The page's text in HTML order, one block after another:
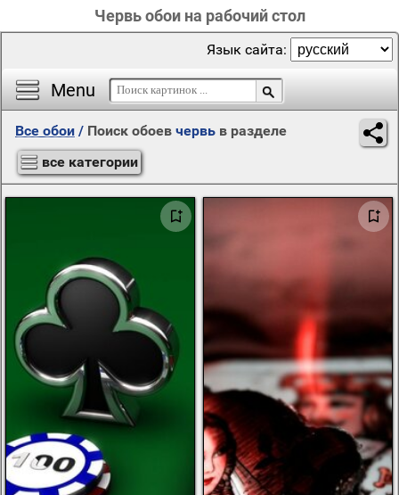
Червь обои на рабочий стол
Menu
Язык сайта:
Все обои / Поиск обоев червь в разделе
все категории